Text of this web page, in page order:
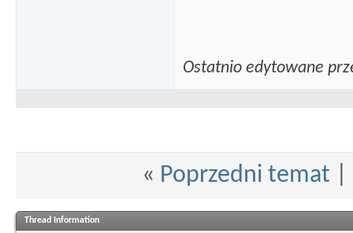
Ostatnio edytowane
« Poprzedni temat
Thread Information